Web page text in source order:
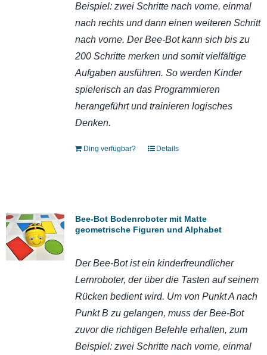
Beispiel: zwei Schritte nach vorne, einmal
nach rechts und dann einen weiteren Schritt
nach vorne. Der Bee-Bot kann sich bis zu
200 Schritte merken und somit vielfältige
Aufgaben ausführen. So werden Kinder
spielerisch an das Programmieren
herangeführt und trainieren logisches
Denken.
Ding verfügbar? Details
Bee-Bot Bodenroboter mit Matte
geometrische Figuren und Alphabet
Der Bee-Bot ist ein kinderfreundlicher
Lernroboter, der über die Tasten auf seinem
Rücken bedient wird. Um von Punkt A nach
Punkt B zu gelangen, muss der Bee-Bot
zuvor die richtigen Befehle erhalten, zum
Beispiel: zwei Schritte nach vorne, einmal